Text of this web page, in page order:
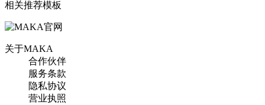
相关推荐模板
关于MAKA
合作伙伴
服务条款
隐私协议
营业执照